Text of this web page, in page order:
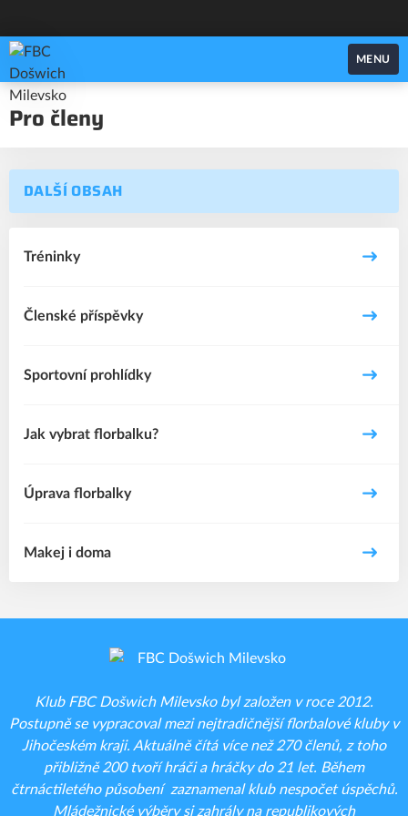
FBC Došwich Milevsko
MENU
Pro členy
DALŠÍ OBSAH
Tréninky
Členské příspěvky
Sportovní prohlídky
Jak vybrat florbalku?
Úprava florbalky
Makej i doma
Klub FBC Došwich Milevsko byl založen v roce 2012.
Postupně se vypracoval mezi nejtradičnější florbalové kluby v
Jihočeském kraji. Aktuálně čítá více než 270 členů, z toho
přibližně 200 tvoří hráči a hráčky do 21 let. Během
čtrnáctiletého působení zaznamenal klub nespočet úspěchů.
Mládežnické výběry si zahrály na republikových